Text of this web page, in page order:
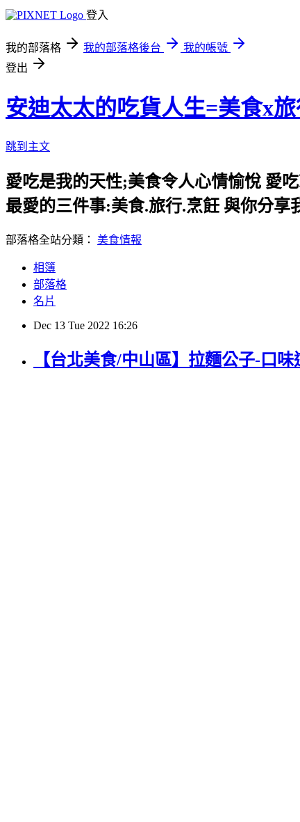
登入
我的部落格 我的部落格後台
我的帳號
登出
安迪太太的吃貨人生=美食x
跳到主文
愛吃是我的天性;美食令人心情愉悅 愛
最愛的三件事:美食.旅行.烹飪 與你分享
部落格全站分類： 美食情報
相簿
部落格
名片
Dec 13 Tue 2022 16:26
【台北美食/中山區】拉麵公子-口味